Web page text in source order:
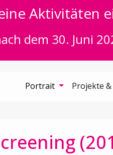
Aktivitäten
dem 30. Juni
Portrait Projekte